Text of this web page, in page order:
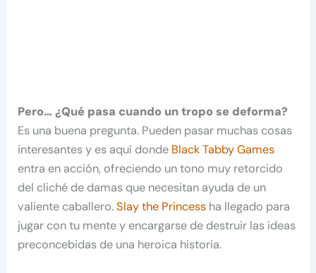
Pero… ¿Qué pasa cuando un tropo se deforma?
Es una buena pregunta. Pueden pasar muchas cosas
interesantes y es aquí donde Black Tabby Games
entra en acción, ofreciendo un tono muy retorcido
del cliché de damas que necesitan ayuda de un
valiente caballero.Slay the Princess ha llegado para
jugar con tu mente y encargarse de destruir las ideas
preconcebidas de una heroica historia.